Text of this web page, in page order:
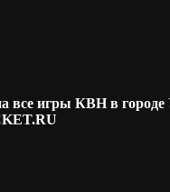
все игры КВН в